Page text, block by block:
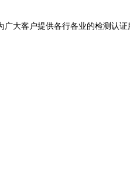
大客户提供各行各业的检测认证